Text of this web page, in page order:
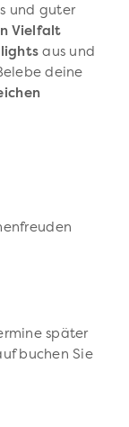
und guter
Vielfalt
aus und
deine
später
buchen Sie